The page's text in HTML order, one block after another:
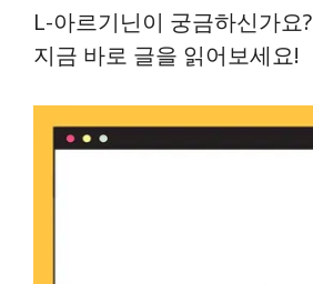
L-아르기닌이 궁금하신가요?
지금 바로 글을 읽어보세요!